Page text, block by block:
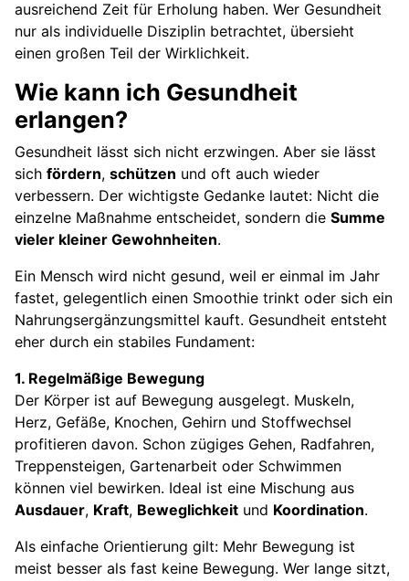
ausreichend Zeit für Erholung haben. Wer Gesundheit
nur als individuelle Disziplin betrachtet, übersieht
einen großen Teil der Wirklichkeit.
Wie kann ich Gesundheit
erlangen?
Gesundheit lässt sich nicht erzwingen. Aber sie lässt
sich fördern, schützen und oft auch wieder
verbessern. Der wichtigste Gedanke lautet: Nicht die
einzelne Maßnahme entscheidet, sondern die Summe
vieler kleiner Gewohnheiten.
Ein Mensch wird nicht gesund, weil er einmal im Jahr
fastet, gelegentlich einen Smoothie trinkt oder sich ein
Nahrungsergänzungsmittel kauft. Gesundheit entsteht
eher durch ein stabiles Fundament:
1. Regelmäßige Bewegung
Der Körper ist auf Bewegung ausgelegt. Muskeln,
Herz, Gefäße, Knochen, Gehirn und Stoffwechsel
profitieren davon. Schon zügiges Gehen, Radfahren,
Treppensteigen, Gartenarbeit oder Schwimmen
können viel bewirken. Ideal ist eine Mischung aus
Ausdauer, Kraft, Beweglichkeit und Koordination.
Als einfache Orientierung gilt: Mehr Bewegung ist
meist besser als fast keine Bewegung. Wer lange sitzt,